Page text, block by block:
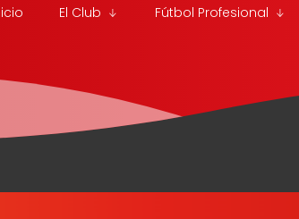
El Club Fútbol Profesional